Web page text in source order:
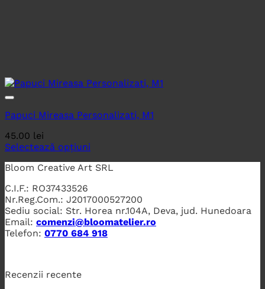
Papuci Mireasa Personalizati, M1
45.00 lei
Selectează opțiuni
Bloom Creative Art SRL
C.I.F.: RO37433526
Nr.Reg.Com.: J2017000527200
Sediu social: Str. Horea nr.104A, Deva, jud. Hunedoara
Email: comenzi@bloomatelier.ro
Telefon: 0770 684 918
Recenzii recente